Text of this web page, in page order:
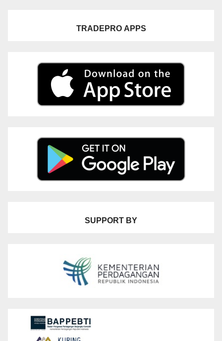
TRADEPRO APPS
SUPPORT BY